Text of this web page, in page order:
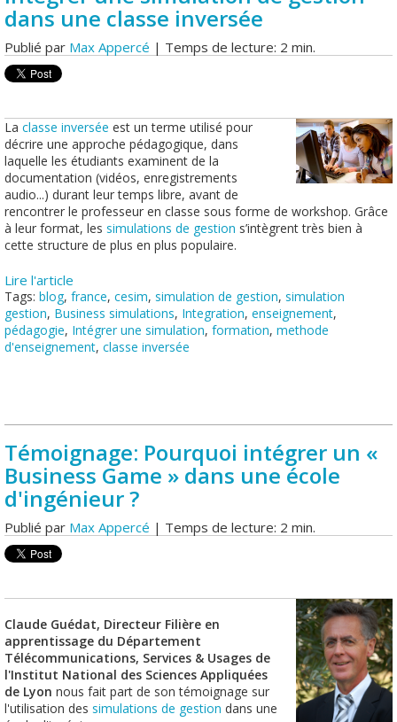
dans une classe inversée
Publié par Max Appercé | Temps de lecture: 2 min.
La classe inversée est un terme utilisé pour
décrire une approche pédagogique, dans
laquelle les étudiants examinent de la
documentation (vidéos, enregistrements
audio...) durant leur temps libre, avant de
rencontrer le professeur en classe sous forme de workshop. Grâce
à leur format, les simulations de gestion s’intègrent très bien à
cette structure de plus en plus populaire.
Lire l'article
Tags: blog, france, cesim, simulation de gestion, simulation
gestion, Business simulations, Integration, enseignement,
pédagogie, Intégrer une simulation, formation, methode
d'enseignement, classe inversée
Témoignage: Pourquoi intégrer un «
Business Game » dans une école
d'ingénieur ?
Publié par Max Appercé | Temps de lecture: 2 min.
Claude Guédat, Directeur Filière en
apprentissage du Département
Télécommunications, Services & Usages de
l'Institut National des Sciences Appliquées
de Lyon nous fait part de son témoignage sur
l'utilisation des simulations de gestion dans une